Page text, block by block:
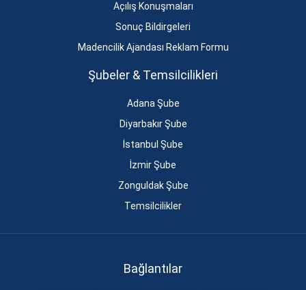
Açılış Konuşmaları
Sonuç Bildirgeleri
Madencilik Ajandası Reklam Formu
Şubeler & Temsilcilikleri
Adana Şube
Diyarbakır Şube
İstanbul Şube
İzmir Şube
Zonguldak Şube
Temsilcilikler
Bağlantılar